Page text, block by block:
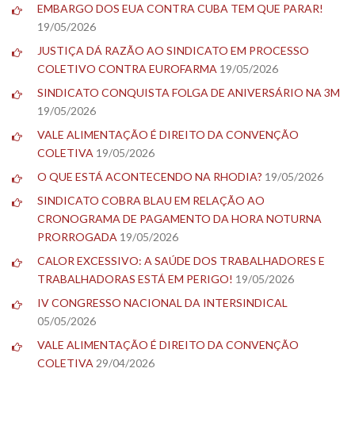
EMBARGO DOS EUA CONTRA CUBA TEM QUE PARAR!
19/05/2026
JUSTIÇA DÁ RAZÃO AO SINDICATO EM PROCESSO
COLETIVO CONTRA EUROFARMA 19/05/2026
SINDICATO CONQUISTA FOLGA DE ANIVERSÁRIO NA 3M
19/05/2026
VALE ALIMENTAÇÃO É DIREITO DA CONVENÇÃO
COLETIVA 19/05/2026
O QUE ESTÁ ACONTECENDO NA RHODIA? 19/05/2026
SINDICATO COBRA BLAU EM RELAÇÃO AO
CRONOGRAMA DE PAGAMENTO DA HORA NOTURNA
PRORROGADA 19/05/2026
CALOR EXCESSIVO: A SAÚDE DOS TRABALHADORES E
TRABALHADORAS ESTÁ EM PERIGO! 19/05/2026
IV CONGRESSO NACIONAL DA INTERSINDICAL
05/05/2026
VALE ALIMENTAÇÃO É DIREITO DA CONVENÇÃO
COLETIVA 29/04/2026